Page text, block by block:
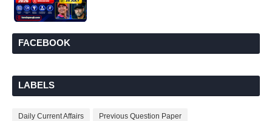
FACEBOOK
LABELS
Daily Current Affairs Previous Question Paper